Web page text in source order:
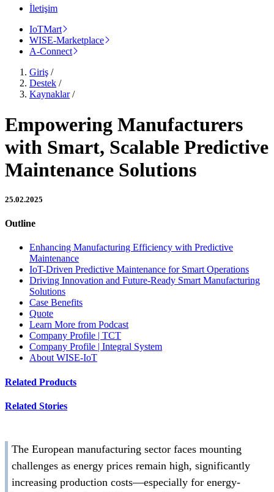
İletişim
IoTMart
WISE-Marketplace
A-Connect
Giriş /
Destek /
Kaynaklar/
Empowering Manufacturers
with Smart, Scalable Predictive
Maintenance Solutions
25.02.2025
Outline
Enhancing Manufacturing Efficiency with Predictive
Maintenance
IoT-Driven Predictive Maintenance for Smart Operations
Driving Innovation and Future-Ready Smart Manufacturing
Solutions
Case Benefits
Quote
Learn More from Podcast
Company Profile | TCT
Company Profile | Integral System
About WISE-IoT
Related Products
Related Stories
The European manufacturing sector faces mounting
challenges as energy prices remain high, significantly
increasing production costs—especially for energy-